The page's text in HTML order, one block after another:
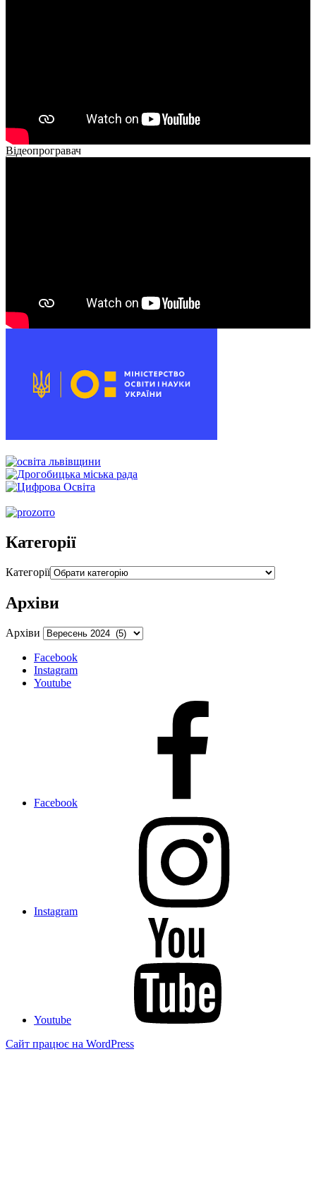
Відеопрогравач
Категорії
Категорії
Архіви
Архіви
Facebook
Instagram
Youtube
Facebook
Instagram
Youtube
Сайт працює на WordPress